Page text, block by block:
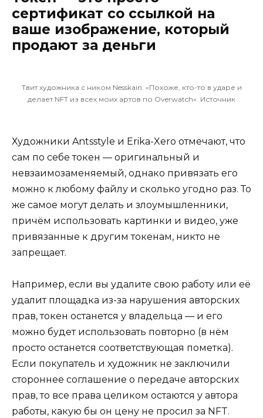
сертификат со ссылкой на
ваше изображение, который
продают за деньги
Твит художника с ником Nesskain: «Похоже, кто-то в ударе и
делает NFT из всех моих артов по Overwatch». Источник
Художники Antsstyle и Erika-Xero отмечают, что
сам по себе токен — оригинальный и
невзаимозаменяемый, однако привязать его
можно к любому файлу и сколько угодно раз. То
же самое могут делать и злоумышленники,
причём использовать картинки и видео, уже
привязанные к другим токенам, никто не
запрещает.
Например, если вы удалите свою работу или её
удалит площадка из-за нарушения авторских
прав, токен останется у владельца — и его
можно будет использовать повторно (в нём
просто останется соответствующая пометка).
Если покупатель и художник не заключили
стороннее соглашение о передаче авторских
прав, то все права целиком остаются у автора
работы, какую бы он цену не просил за NFT.